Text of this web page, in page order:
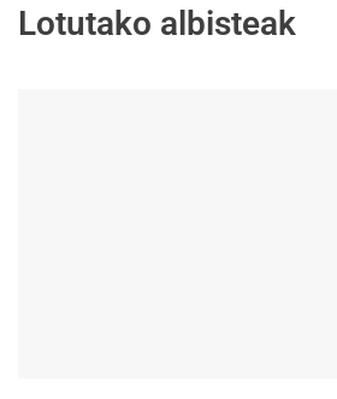
Lotutako albisteak